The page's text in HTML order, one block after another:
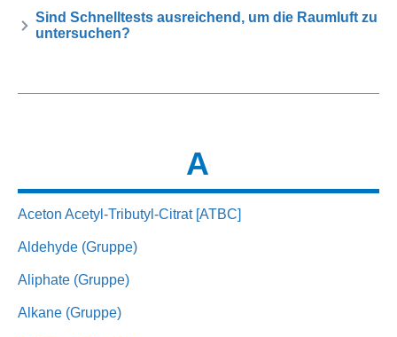
Sind Schnelltests ausreichend, um die Raumluft zu
untersuchen?
A
Aceton Acetyl-Tributyl-Citrat [ATBC]
Aldehyde (Gruppe)
Aliphate (Gruppe)
Alkane (Gruppe)